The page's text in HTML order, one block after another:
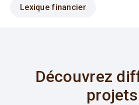
Lexique financier
Découvrez
projets